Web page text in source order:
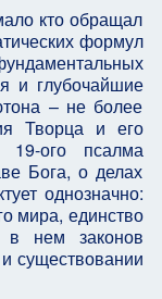
кто обращал
формул
и глубочайшие
– не более
Творца и его
19-ого псалма
Бога, о делах
однозначно:
мира, единство
в нем законов
существовании